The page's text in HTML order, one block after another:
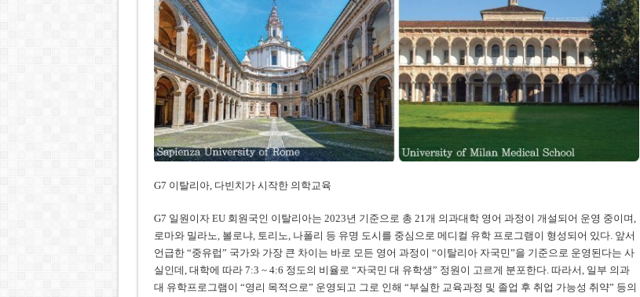
G7 이탈리아, 다빈치가 시작한 의학교육
G7 일원이자 EU 회원국인 이탈리아는 2023년 기준으로 총 21개 의과대학 영어 과정이 개설되어 운영 중이며,
로마와 밀라노, 볼로냐, 토리노, 나폴리 등 유명 도시를 중심으로 메디컬 유학 프로그램이 형성되어 있다. 앞서
언급한 “중유럽” 국가와 가장 큰 차이는 바로 모든 영어 과정이 “이탈리아 자국민”을 기준으로 운영된다는 사
실인데, 대학에 따라 7:3 ~ 4:6 정도의 비율로 “자국민 대 유학생” 정원이 고르게 분포한다. 따라서, 일부 의과
대 유학프로그램이 “영리 목적으로” 운영되고 그로 인해 “부실한 교육과정 및 졸업 후 취업 가능성 취약” 등의